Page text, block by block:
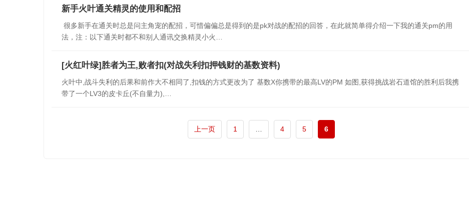
新手火叶通关精灵的使用和配招
很多新手在通关时总是问主角宠的配招，可惜偏偏总是得到的是pk对战的配招的回答，在此就简单得介绍一下我的通关pm的用
法，注：以下通关时都不和别人通讯交换精灵小火…
[火红叶绿]胜者为王,败者扣(对战失利扣押钱财的基数资料)
火叶中,战斗失利的后果和前作大不相同了,扣钱的方式更改为了 基数X你携带的最高LV的PM 如图,获得挑战岩石道馆的胜利后我携
带了一个LV3的皮卡丘(不自量力),…
上一页 1 4 5 6